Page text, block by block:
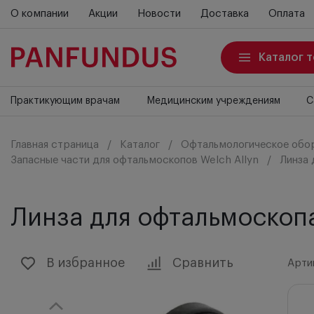
О компании Акции Новости Доставка Оплата
Каталог
Практикующим врачам Медицинским учреждениям
Главная страница Каталог
Офтальмологическое
Запасные части для офтальмоскопов Welch Allyn
Линза
Линза для
В избранное Сравнить